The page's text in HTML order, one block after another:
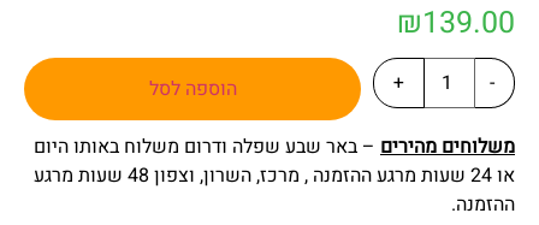
₪139.00
-
+
הוספה לסל
משלוחים מהירים – באר שבע שפלה ודרום משלוח באותו היום
או 24 שעות מרגע ההזמנה , מרכז, השרון, וצפון 48 שעות מרגע
ההזמנה.